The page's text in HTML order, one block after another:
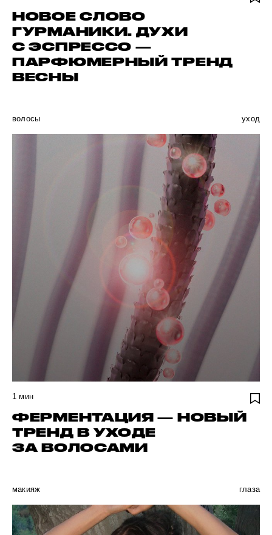
НОВОЕ СЛОВО
ГУРМАНИКИ. ДУХИ
С ЭСПРЕССО —
ПАРФЮМЕРНЫЙ ТРЕНД
ВЕСНЫ
волосы уход
1 мин
ФЕРМЕНТАЦИЯ — НОВЫЙ
ТРЕНД В УХОДЕ
ЗА ВОЛОСАМИ
макияж глаза